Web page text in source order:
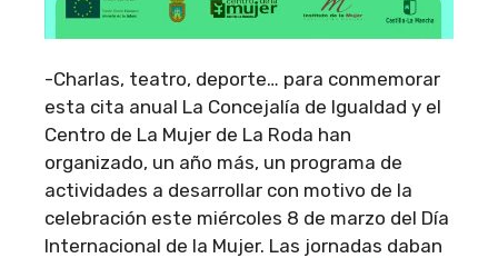
-Charlas, teatro, deporte… para conmemorar
esta cita anual La Concejalía de Igualdad y el
Centro de La Mujer de La Roda han
organizado, un año más, un programa de
actividades a desarrollar con motivo de la
celebración este miércoles 8 de marzo del Día
Internacional de la Mujer. Las jornadas daban